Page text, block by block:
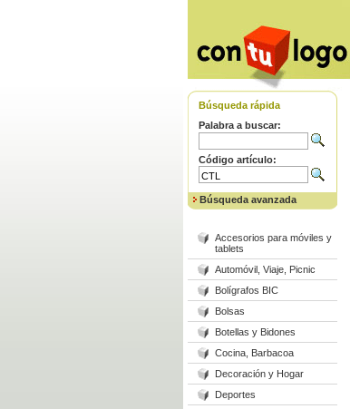
Búsqueda rápida
Palabra a buscar:
Código artículo:
Búsqueda avanzada
Accesorios para móviles y
tablets
Automóvil, Viaje, Picnic
Bolígrafos BIC
Bolsas
Botellas y Bidones
Cocina, Barbacoa
Decoración y Hogar
Deportes